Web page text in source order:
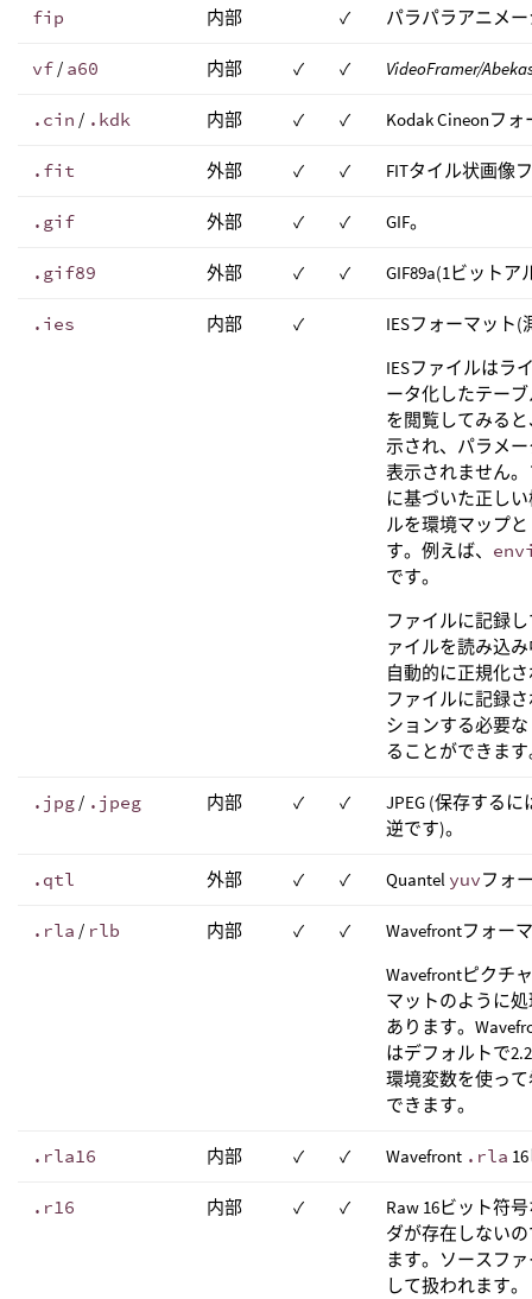
fip 内部 ✓ パラパラアニメ
vf / a60 内部 ✓ ✓ VideoFramer/
.cin / .kdk 内部 ✓ ✓ Kodak Cineonフ
.fit 外部 ✓ ✓ FITタイル状画像
.gif 外部 ✓ ✓ GIF。
.gif89 外部 ✓ ✓ GIF89a(1ビットア
.ies 内部 ✓
IESフォーマット(
IESファイルはラ
ータ化したテー
を閲覧してみる
示され、パラメ
表示されません
に基づいた正し
ルを環境マップ
す。例えば、
です。
ファイルに記録
ァイルを読み込
自動的に正規化
ファイルに記録
ションする必要
ることができま
.jpg / .jpeg 内部 ✓ ✓
JPEG (保存する
逆です)。
.qtl 外部 ✓ ✓ Quantel yuvフォ
.rla / rlb 内部 ✓ ✓
Wavefrontフォー
Wavefrontピクチ
マットのように
あります。
はデフォルトで
環境変数を使っ
できます。
.rla16 内部 ✓ ✓ Wavefront .rla
.r16 内部 ✓ ✓
Raw 16ビット符
ダが存在しない
ます。ソースフ
して扱われます。